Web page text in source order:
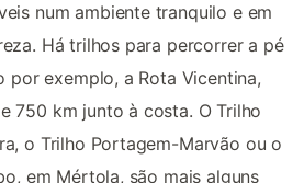
num ambiente tranquilo e em
Há trilhos para percorrer a pé
por exemplo, a Rota Vicentina,
750 km junto à costa. O Trilho
o Trilho Portagem-Marvão ou o
em Mértola, são mais alguns